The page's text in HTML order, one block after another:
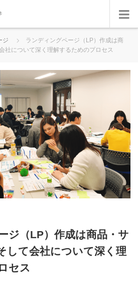
ジ
ランディングページ（LP）作成は商
社について深く理解するためのプロセス
ジ（LP）作成は商品・サ
して会社について深く理
セス